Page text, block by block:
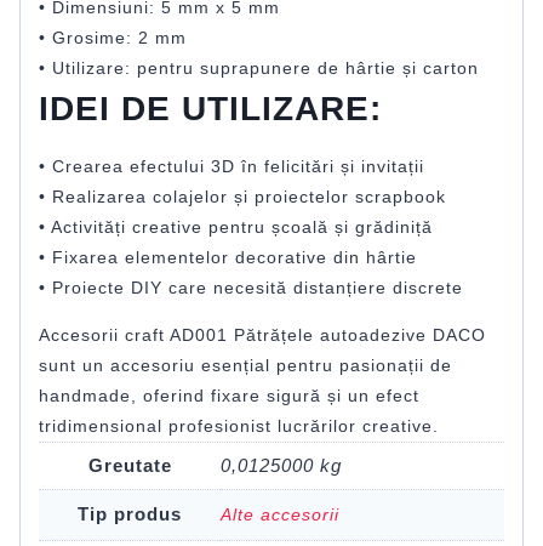
• Dimensiuni: 5 mm x 5 mm
• Grosime: 2 mm
• Utilizare: pentru suprapunere de hârtie și carton
IDEI DE UTILIZARE:
• Crearea efectului 3D în felicitări și invitații
• Realizarea colajelor și proiectelor scrapbook
• Activități creative pentru școală și grădiniță
• Fixarea elementelor decorative din hârtie
• Proiecte DIY care necesită distanțiere discrete
Accesorii craft AD001 Pătrățele autoadezive DACO
sunt un accesoriu esențial pentru pasionații de
handmade, oferind fixare sigură și un efect
tridimensional profesionist lucrărilor creative.
Greutate 0,0125000 kg
Tip produs Alte accesorii